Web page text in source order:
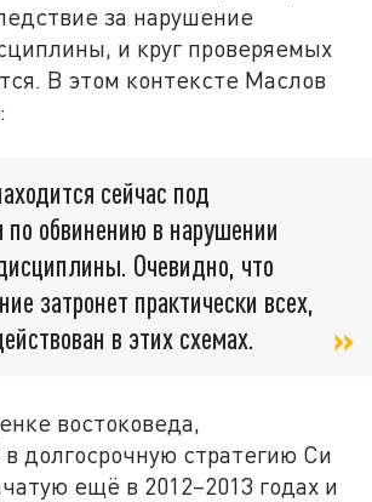
за нарушение
и круг проверяемых
В этом контексте Маслов
сейчас под
по обвинению в нарушении
Очевидно, что
затронет практически всех,
в этих схемах.
востоковеда,
долгосрочную стратегию Си
ещё в 2012–2013 годах и